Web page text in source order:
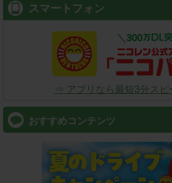
スマートフォン
⇒ アプリなら最短3分スピ
おすすめコンテンツ